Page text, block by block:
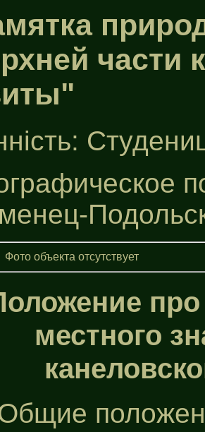
части
Фото объекта отсутствует
местного